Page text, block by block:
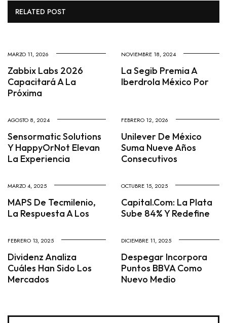
RELATED POST
MARZO 11, 2026
Zabbix Labs 2026
Capacitará A La
Próxima
NOVIEMBRE 18, 2024
La Segib Premia A
Iberdrola México Por
AGOSTO 8, 2024
Sensormatic Solutions
Y HappyOrNot Elevan
La Experiencia
FEBRERO 12, 2026
Unilever De México
Suma Nueve Años
Consecutivos
MARZO 4, 2025
MAPS De Tecmilenio,
La Respuesta A Los
OCTUBRE 15, 2025
Capital.com: La Plata
Sube 84% Y Redefine
FEBRERO 13, 2025
Dividenz Analiza
Cuáles Han Sido Los
Mercados
DICIEMBRE 11, 2025
Despegar Incorpora
Puntos BBVA Como
Nuevo Medio